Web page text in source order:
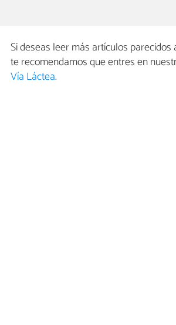
Si deseas leer más artículos parecidos
te recomendamos que entres en
Vía Láctea.